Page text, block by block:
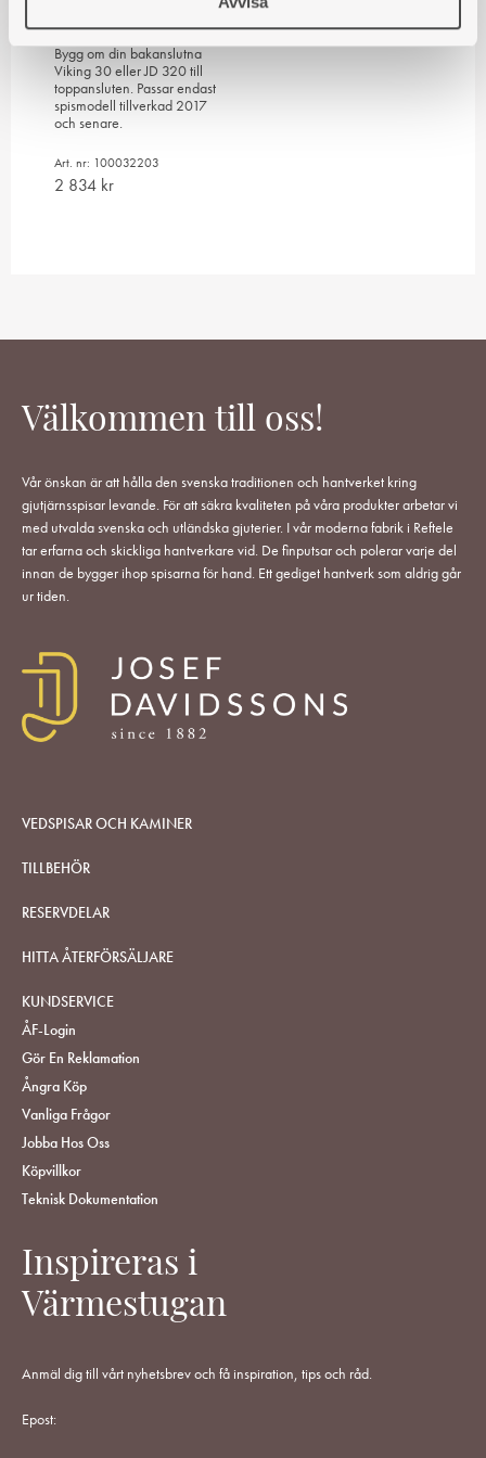
Bygg om din bakanslutna
Viking 30 eller JD 320 till
toppansluten. Passar endast
spismodell tillverkad 2017
och senare.
Art. nr: 100032203
2 834 kr
Välkommen till oss!
Vår önskan är att hålla den svenska traditionen och hantverket kring
gjutjärnsspisar levande. För att säkra kvaliteten på våra produkter arbetar vi
med utvalda svenska och utländska gjuterier. I vår moderna fabrik i Reftele
tar erfarna och skickliga hantverkare vid. De finputsar och polerar varje del
innan de bygger ihop spisarna för hand. Ett gediget hantverk som aldrig går
ur tiden.
VEDSPISAR OCH KAMINER
TILLBEHÖR
RESERVDELAR
HITTA ÅTERFÖRSÄLJARE
KUNDSERVICE
ÅF-Login
Gör En Reklamation
Ångra Köp
Vanliga Frågor
Jobba Hos Oss
Köpvillkor
Teknisk Dokumentation
Inspireras i
Värmestugan
Anmäl dig till vårt nyhetsbrev och få inspiration, tips och råd.
Epost: